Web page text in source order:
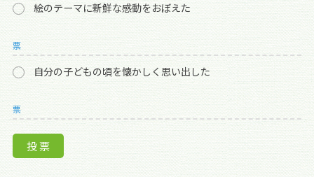
絵のテーマに新鮮な感動をおぼえた
票
自分の子どもの頃を懐かしく思い出した
票